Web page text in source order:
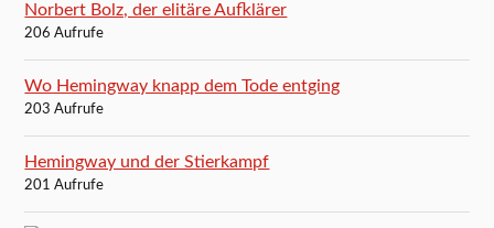
Norbert Bolz, der elitäre Aufklärer
206 Aufrufe
Wo Hemingway knapp dem Tode entging
203 Aufrufe
Hemingway und der Stierkampf
201 Aufrufe